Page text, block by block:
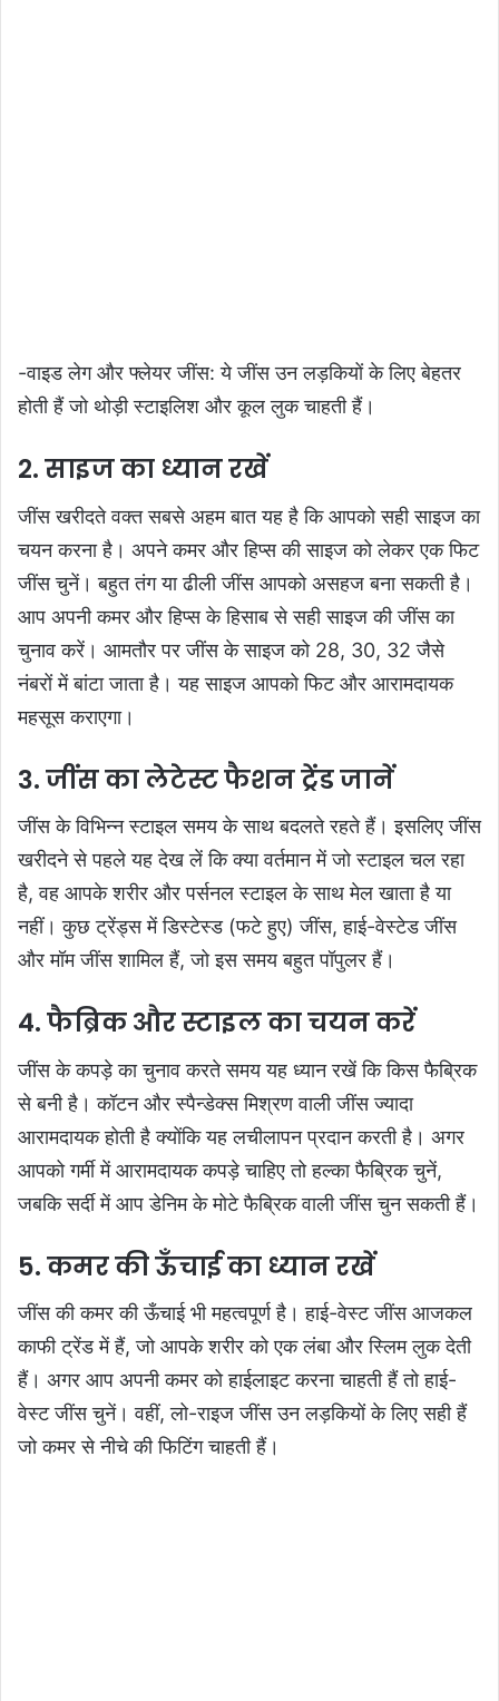
-वाइड लेग और फ्लेयर जींस: ये जींस उन लड़कियों के लिए बेहतर
होती हैं जो थोड़ी स्टाइलिश और कूल लुक चाहती हैं।
2. साइज का ध्यान रखें
जींस खरीदते वक्त सबसे अहम बात यह है कि आपको सही साइज का
चयन करना है। अपने कमर और हिप्स की साइज को लेकर एक फिट
जींस चुनें। बहुत तंग या ढीली जींस आपको असहज बना सकती है।
आप अपनी कमर और हिप्स के हिसाब से सही साइज की जींस का
चुनाव करें। आमतौर पर जींस के साइज को 28, 30, 32 जैसे
नंबरों में बांटा जाता है। यह साइज आपको फिट और आरामदायक
महसूस कराएगा।
3. जींस का लेटेस्ट फैशन ट्रेंड जानें
जींस के विभिन्न स्टाइल समय के साथ बदलते रहते हैं। इसलिए जींस
खरीदने से पहले यह देख लें कि क्या वर्तमान में जो स्टाइल चल रहा
है, वह आपके शरीर और पर्सनल स्टाइल के साथ मेल खाता है या
नहीं। कुछ ट्रेंड्स में डिस्टेस्ड (फटे हुए) जींस, हाई-वेस्टेड जींस
और मॉम जींस शामिल हैं, जो इस समय बहुत पॉपुलर हैं।
4. फैब्रिक और स्टाइल का चयन करें
जींस के कपड़े का चुनाव करते समय यह ध्यान रखें कि किस फैब्रिक
से बनी है। कॉटन और स्पैन्डेक्स मिश्रण वाली जींस ज्यादा
आरामदायक होती है क्योंकि यह लचीलापन प्रदान करती है। अगर
आपको गर्मी में आरामदायक कपड़े चाहिए तो हल्का फैब्रिक चुनें,
जबकि सर्दी में आप डेनिम के मोटे फैब्रिक वाली जींस चुन सकती हैं।
5. कमर की ऊँचाई का ध्यान रखें
जींस की कमर की ऊँचाई भी महत्वपूर्ण है। हाई-वेस्ट जींस आजकल
काफी ट्रेंड में हैं, जो आपके शरीर को एक लंबा और स्लिम लुक देती
हैं। अगर आप अपनी कमर को हाईलाइट करना चाहती हैं तो हाई-
वेस्ट जींस चुनें। वहीं, लो-राइज जींस उन लड़कियों के लिए सही हैं
जो कमर से नीचे की फिटिंग चाहती हैं।